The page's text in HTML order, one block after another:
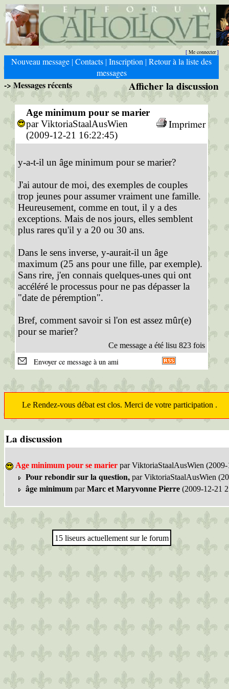
[ Me connecter]
Nouveau message | Contacts | Inscription | Retour à la liste des
messages
-> Messages récents Afficher la discussion
Age minimum pour se marier
par ViktoriaStaalAusWien
(2009-12-21 16:22:45)
Imprimer
y-a-t-il un âge minimum pour se marier?
J'ai autour de moi, des exemples de couples
trop jeunes pour assumer vraiment une famille.
Heureusement, comme en tout, il y a des
exceptions. Mais de nos jours, elles semblent
plus rares qu'il y a 20 ou 30 ans.
Dans le sens inverse, y-aurait-il un âge
maximum (25 ans pour une fille, par exemple).
Sans rire, j'en connais quelques-unes qui ont
accéléré le processus pour ne pas dépasser la
"date de péremption".
Bref, comment savoir si l'on est assez mûr(e)
pour se marier?
Ce message a été lisu 823 fois
Envoyer ce message à un ami
Le Rendez-vous débat est clos. Merci de votre participation .
La discussion
Age minimum pour se marier par ViktoriaStaalAusWien
Pour rebondir sur la question, par ViktoriaStaalAusWien
âge minimum parMarc et Maryvonne Pierre (2009-12-21
15 liseurs actuellement sur le forum